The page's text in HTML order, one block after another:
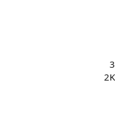
3
2K